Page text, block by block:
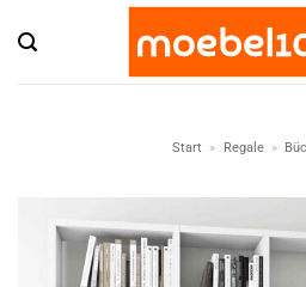
Inhalt
Start » Regale »